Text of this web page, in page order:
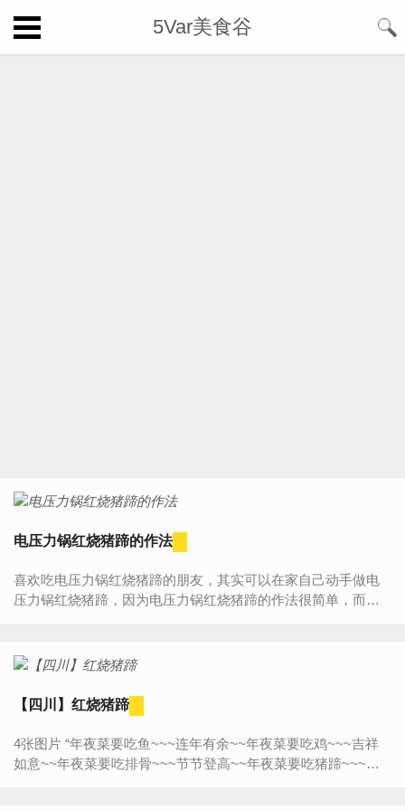
5Var美食谷
电压力锅红烧猪蹄的作法
喜欢吃电压力锅红烧猪蹄的朋友，其实可以在家自己动手做电
压力锅红烧猪蹄，因为电压力锅红烧猪蹄的作法很简单，而且
【四川】红烧猪蹄
4张图片 “年夜菜要吃鱼~~~连年有余~~年夜菜要吃鸡~~~吉祥
如意~~年夜菜要吃排骨~~~节节登高~~年夜菜要吃猪蹄~~~发